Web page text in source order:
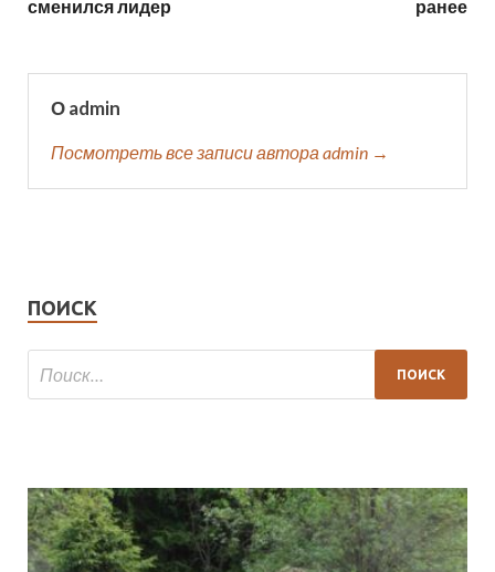
сменился лидер
ранее
О admin
Посмотреть все записи автора admin →
ПОИСК